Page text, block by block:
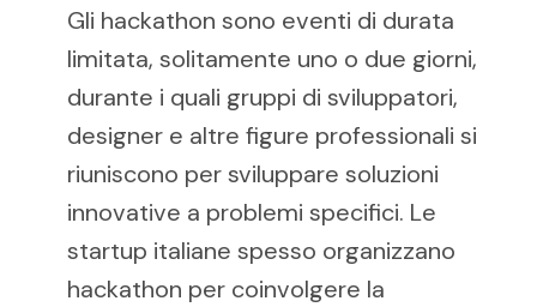
Gli hackathon sono eventi di durata
limitata, solitamente uno o due giorni,
durante i quali gruppi di sviluppatori,
designer e altre figure professionali si
riuniscono per sviluppare soluzioni
innovative a problemi specifici. Le
startup italiane spesso organizzano
hackathon per coinvolgere la